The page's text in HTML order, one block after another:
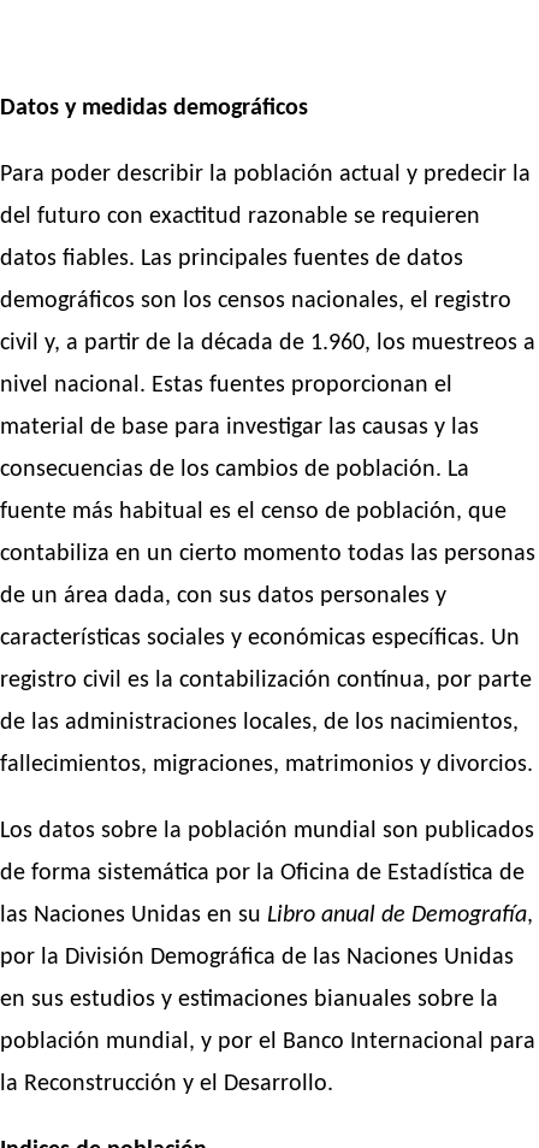
Datos y medidas demográficos
Para poder describir la población actual y predecir la
del futuro con exactitud razonable se requieren
datos fiables. Las principales fuentes de datos
demográficos son los censos nacionales, el registro
civil y, a partir de la década de 1.960, los muestreos a
nivel nacional. Estas fuentes proporcionan el
material de base para investigar las causas y las
consecuencias de los cambios de población. La
fuente más habitual es el censo de población, que
contabiliza en un cierto momento todas las personas
de un área dada, con sus datos personales y
características sociales y económicas específicas. Un
registro civil es la contabilización contínua, por parte
de las administraciones locales, de los nacimientos,
fallecimientos, migraciones, matrimonios y divorcios.
Los datos sobre la población mundial son publicados
de forma sistemática por la Oficina de Estadística de
las Naciones Unidas en su Libro anual de Demografía,
por la División Demográfica de las Naciones Unidas
en sus estudios y estimaciones bianuales sobre la
población mundial, y por el Banco Internacional para
la Reconstrucción y el Desarrollo.